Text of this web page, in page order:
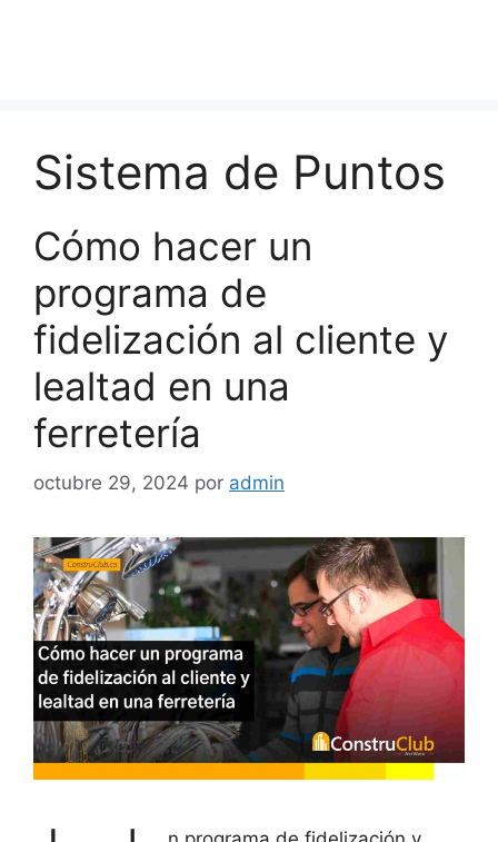
Sistema de Puntos
Cómo hacer un
programa de
fidelización al cliente y
lealtad en una
ferretería
octubre 29, 2024 por admin